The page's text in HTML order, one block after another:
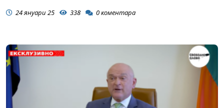
24 януари 25 338 0коментара